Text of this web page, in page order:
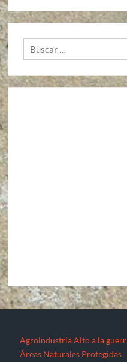
Agroindustria Alto a la
Áreas Naturales Protegidas